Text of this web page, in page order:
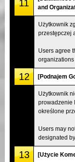
11
and
Użytkownik
przestępczej
Users agree
organizations
12 [Podnajem
Użytkownik
prowadzenie
określone
Users may
designated
13 [Użycie